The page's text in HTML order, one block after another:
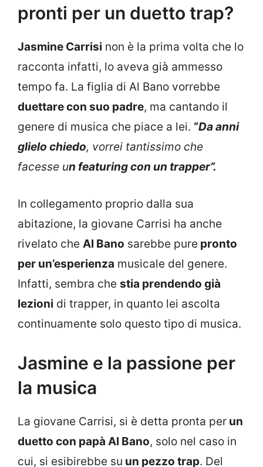
pronti per un duetto trap?
Jasmine Carrisi non è la prima volta che lo
racconta infatti, lo aveva già ammesso
tempo fa. La figlia di Al Bano vorrebbe
duettare con suo padre, ma cantando il
genere di musica che piace a lei. “Da anni
glielo chiedo, vorrei tantissimo che
facesse un featuring con un trapper”.
In collegamento proprio dalla sua
abitazione, la giovane Carrisi ha anche
rivelato che Al Bano sarebbe pure pronto
per un’esperienza musicale del genere.
Infatti, sembra che stia prendendo già
lezioni di trapper, in quanto lei ascolta
continuamente solo questo tipo di musica.
Jasmine e la passione per
la musica
La giovane Carrisi, si è detta pronta per un
duetto con papà Al Bano, solo nel caso in
cui, si esibirebbe su un pezzo trap. Del